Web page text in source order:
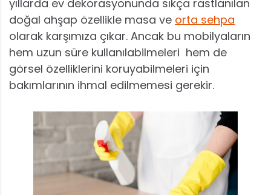
yıllarda ev dekorasyonunda sıkça rastlanılan
doğal ahşap özellikle masa ve orta sehpa
olarak karşımıza çıkar. Ancak bu mobilyaların
hem uzun süre kullanılabilmeleri hem de
görsel özelliklerini koruyabilmeleri için
bakımlarının ihmal edilmemesi gerekir.